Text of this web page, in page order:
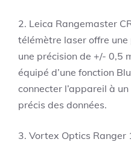
2. Leica Rangemaster
télémètre laser offre
une précision de +/- 0,5
équipé d’une fonction
connecter l’appareil à
précis des données.
3. Vortex Optics Ranger